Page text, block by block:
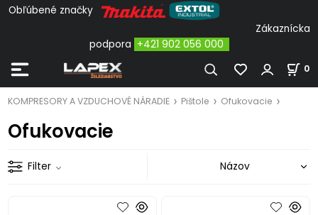
Obľúbené značky
Zákaznícka
podpora +421 902 056 000
0
KOMPRESORY A VZDUCHOVÉ NÁRADIE Pištole Ofukovacie
Ofukovacie
Filter